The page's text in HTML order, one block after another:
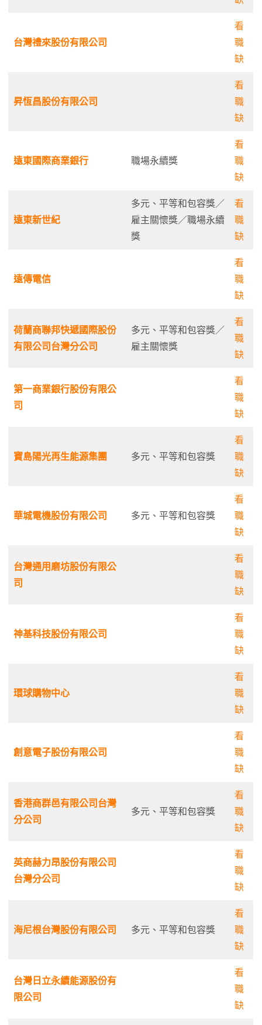
台灣禮來股份有限公司
看
職
缺
昇恆昌股份有限公司
看
職
缺
遠東國際商業銀行 職場永續獎
看
職
缺
遠東新世紀
多元、平等和包容獎／
雇主關懷獎／職場永續
獎
看
職
缺
遠傳電信
看
職
缺
荷蘭商聯邦快遞國際股份
有限公司台灣分公司
多元、平等和包容獎／
雇主關懷獎
看
職
缺
第一商業銀行股份有限公
司
看
職
缺
寶島陽光再生能源集團 多元、平等和包容獎
看
職
缺
華城電機股份有限公司 多元、平等和包容獎
看
職
缺
台灣通用磨坊股份有限公
司
看
職
缺
神基科技股份有限公司
看
職
缺
環球購物中心
看
職
缺
創意電子股份有限公司
看
職
缺
香港商群邑有限公司台灣
分公司
多元、平等和包容獎
看
職
缺
英商赫力昂股份有限公司
台灣分公司
看
職
缺
海尼根台灣股份有限公司 多元、平等和包容獎
看
職
缺
台灣日立永續能源股份有
限公司
看
職
缺